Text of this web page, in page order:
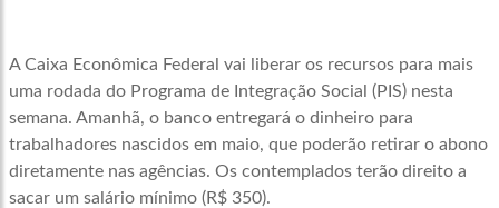
A Caixa Econômica Federal vai liberar os recursos para mais
uma rodada do Programa de Integração Social (PIS) nesta
semana. Amanhã, o banco entregará o dinheiro para
trabalhadores nascidos em maio, que poderão retirar o abono
diretamente nas agências. Os contemplados terão direito a
sacar um salário mínimo (R$ 350).